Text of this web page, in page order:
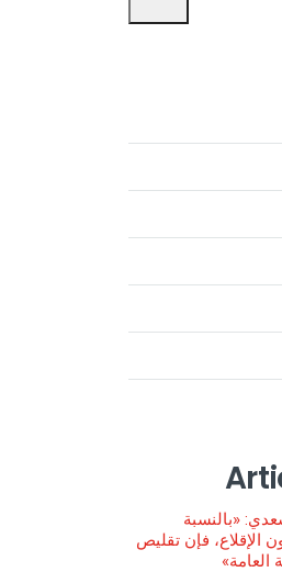
«بالنسبة
الإقلاع، فإن تقليص
العامة»